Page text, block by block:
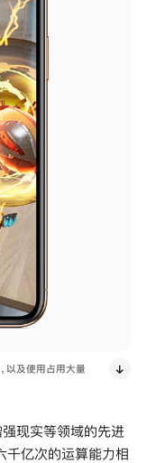
以及使用占用大量
现实等领域的先进
千亿次的运算能力相